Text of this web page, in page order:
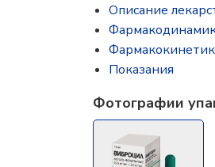
Описание
Показания
Фотографии